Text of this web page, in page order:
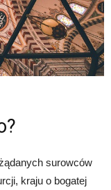
surowców
kraju o bogatej